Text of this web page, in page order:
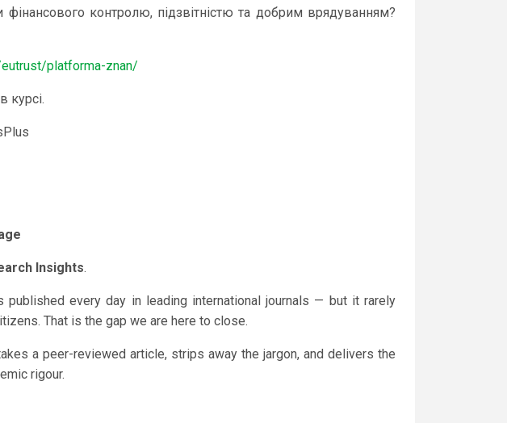
контролю, підзвітністю та добрим врядуванням?
platforma-znan/
курсі.
Insights.
published every day in leading international journals — but it rarely
That is the gap we are here to close.
a peer-reviewed article, strips away the jargon, and delivers the
rigour.